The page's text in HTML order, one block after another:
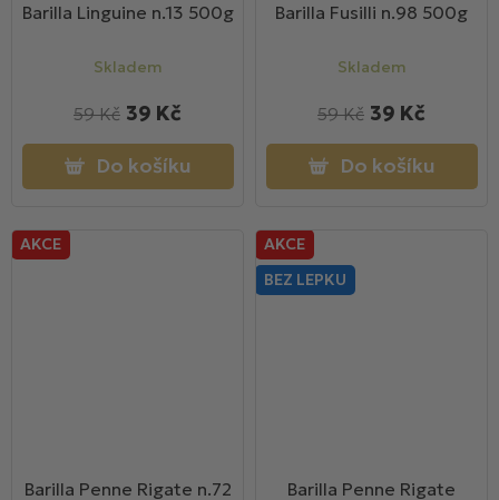
Barilla Linguine n.13 500g
Skladem
39 Kč
59 Kč
Do košíku
Barilla Fusilli n.98 500g
Skladem
39 Kč
59 Kč
Do košíku
AKCE
Barilla Penne Rigate n.72
AKCE
BEZ LEPKU
Barilla Penne Rigate